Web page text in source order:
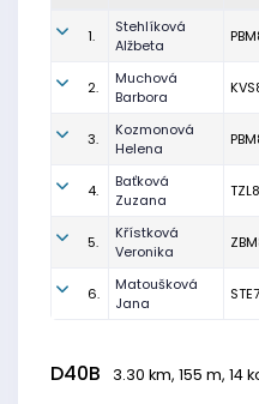
1.
Stehlíková
Alžbeta
2.
Muchová
Barbora
3.
Kozmonová
Helena
4.
Baťková
Zuzana
5.
Křístková
Veronika
6.
Matoušková
Jana
D40B 3.30 km, 155 m, 14